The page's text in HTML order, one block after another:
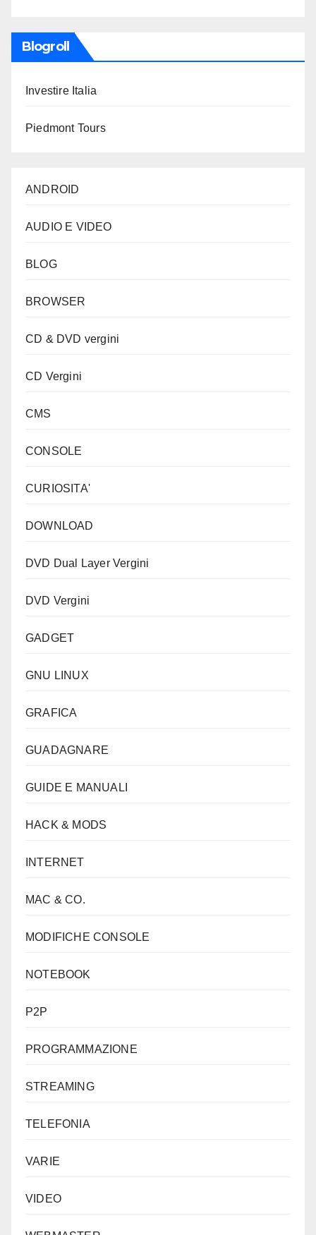
Blogroll
Investire Italia
Piedmont Tours
ANDROID
AUDIO E VIDEO
BLOG
BROWSER
CD & DVD vergini
CD Vergini
CMS
CONSOLE
CURIOSITA'
DOWNLOAD
DVD Dual Layer Vergini
DVD Vergini
GADGET
GNU LINUX
GRAFICA
GUADAGNARE
GUIDE E MANUALI
HACK & MODS
INTERNET
MAC & CO.
MODIFICHE CONSOLE
NOTEBOOK
P2P
PROGRAMMAZIONE
STREAMING
TELEFONIA
VARIE
VIDEO